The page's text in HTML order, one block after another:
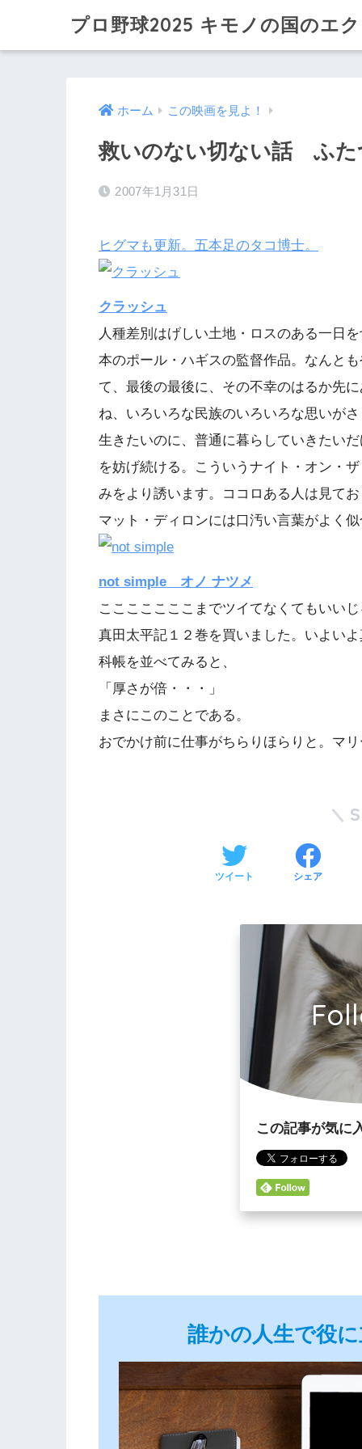
プロ野球2025 キモノの国のエ
ホーム この映画を見よ！
救いのない切ない話 ふた
2007年1月31日
ヒグマも更新。五本足のタコ博士。
クラッシュ
人種差別はげしい土地・ロスのある一日
本のポール・ハギスの監督作品。なんと
て、最後の最後に、その不幸のはるか先
ね、いろいろな民族のいろいろな思いが
生きたいのに、普通に暮らしていきたい
を妨げ続ける。こういうナイト・オン・
みをより誘います。ココロある人は見て
マット・ディロンには口汚い言葉がよく
not simple オノ ナツメ
こここここここまでツイてなくてもいい
真田太平記１２巻を買いました。いよい
科帳を並べてみると、
「厚さが倍・・・」
まさにこのことである。
おでかけ前に仕事がちらりほらりと。マ
ツイート シェア
この記事が気に
誰かの人生で役